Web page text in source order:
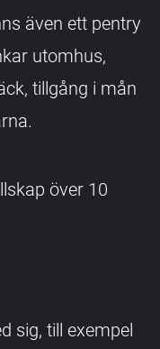
även ett pentry
utomhus,
tillgång i mån
över 10
sig, till exempel